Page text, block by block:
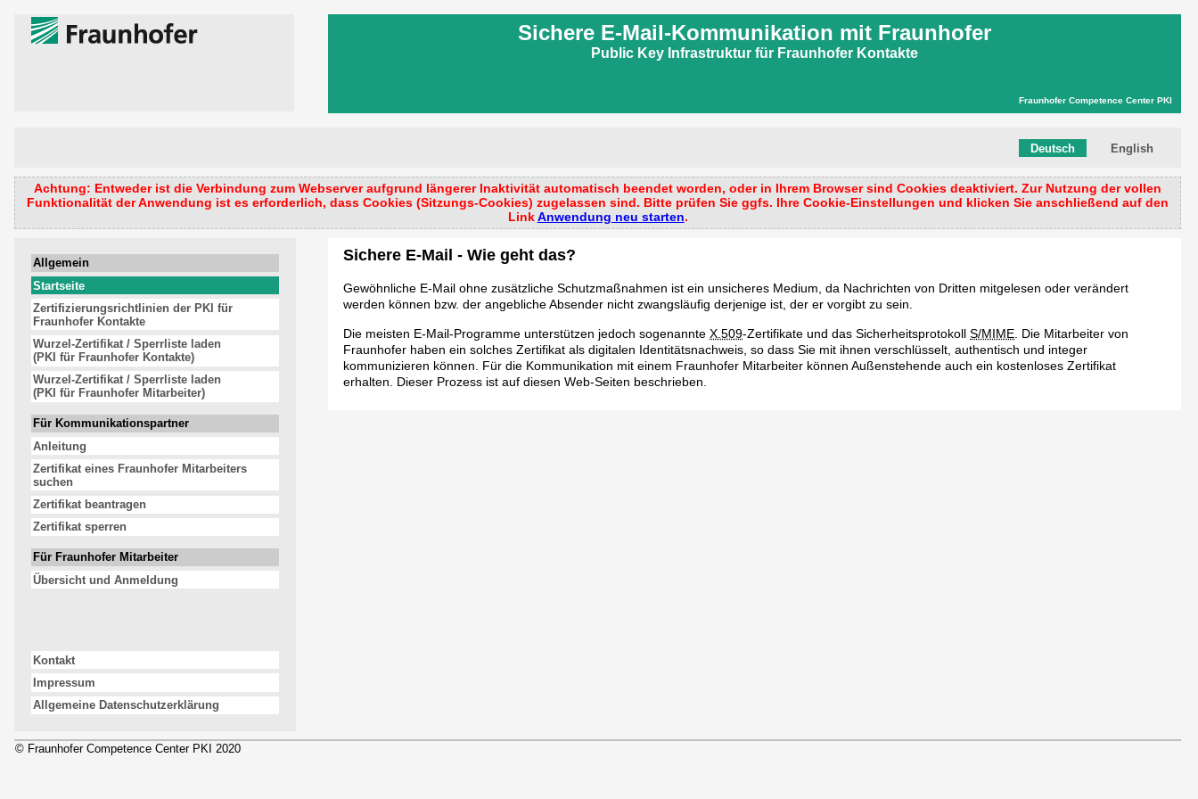
Sichere E-Mail-Kommunikation mit Fraunhofer
Public Key Infrastruktur für Fraunhofer Kontakte
Fraunhofer Competence Center PKI
Deutsch English
Achtung: Entweder ist die Verbindung zum Webserver aufgrund längerer Inaktivität automatisch beendet worden, oder in Ihrem Browser sind Cookies deaktiviert. Zur Nutzung der vollen
Funktionalität der Anwendung ist es erforderlich, dass Cookies (Sitzungs-Cookies) zugelassen sind. Bitte prüfen Sie ggfs. Ihre Cookie-Einstellungen und klicken Sie anschließend auf den
LinkAnwendung neu starten.
Allgemein
Startseite
Zertifizierungsrichtlinien der PKI für
Fraunhofer Kontakte
Wurzel-Zertifikat / Sperrliste laden
(PKI für Fraunhofer Kontakte)
Wurzel-Zertifikat / Sperrliste laden
(PKI für Fraunhofer Mitarbeiter)
Für Kommunikationspartner
Anleitung
Zertifikat eines Fraunhofer Mitarbeiters
suchen
Zertifikat beantragen
Zertifikat sperren
Für Fraunhofer Mitarbeiter
Übersicht und Anmeldung
Kontakt
Impressum
Allgemeine Datenschutzerklärung
Sichere E-Mail - Wie geht das?
Gewöhnliche E-Mail ohne zusätzliche Schutzmaßnahmen ist ein unsicheres Medium, da Nachrichten von Dritten mitgelesen oder verändert
werden können bzw. der angebliche Absender nicht zwangsläufig derjenige ist, der er vorgibt zu sein.
Die meisten E-Mail-Programme unterstützen jedoch sogenannteX.509-Zertifikate und das SicherheitsprotokollS/MIME . Die Mitarbeiter von
Fraunhofer haben ein solches Zertifikat als digitalen Identitätsnachweis, so dass Sie mit ihnen verschlüsselt, authentisch und integer
kommunizieren können. Für die Kommunikation mit einem Fraunhofer Mitarbeiter können Außenstehende auch ein kostenloses Zertifikat
erhalten. Dieser Prozess ist auf diesen Web-Seiten beschrieben.
© Fraunhofer Competence Center PKI 2020